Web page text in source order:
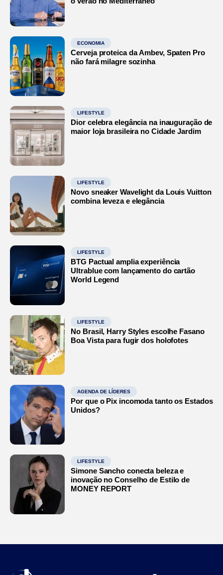
ECONOMIA
Cerveja proteica da Ambev, Spaten Pro
não fará milagre sozinha
LIFESTYLE
Dior celebra elegância na inauguração de
maior loja brasileira no Cidade Jardim
LIFESTYLE
Novo sneaker Wavelight da Louis Vuitton
combina leveza e elegância
LIFESTYLE
BTG Pactual amplia experiência
Ultrablue com lançamento do cartão
World Legend
LIFESTYLE
No Brasil, Harry Styles escolhe Fasano
Boa Vista para fugir dos holofotes
AGENDA DE LÍDERES
Por que o Pix incomoda tanto os Estados
Unidos?
LIFESTYLE
Simone Sancho conecta beleza e
inovação no Conselho de Estilo de
MONEY REPORT